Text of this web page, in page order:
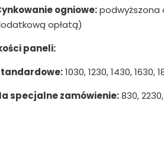
ogniowe:podwyższona
opłatą)
paneli:
1030, 1230, 1430, 1630,
specjalne zamówienie:830,